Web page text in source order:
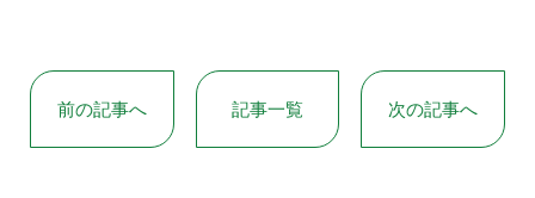
会社概要
前の記事へ 記事一覧 次の記事へ